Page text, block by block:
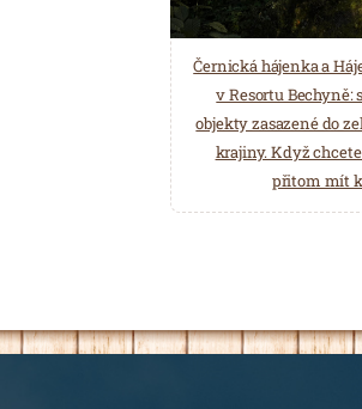
Černická hájenka a
v Resortu Bechyně:
objekty zasazené do
krajiny. Když
přitom mít